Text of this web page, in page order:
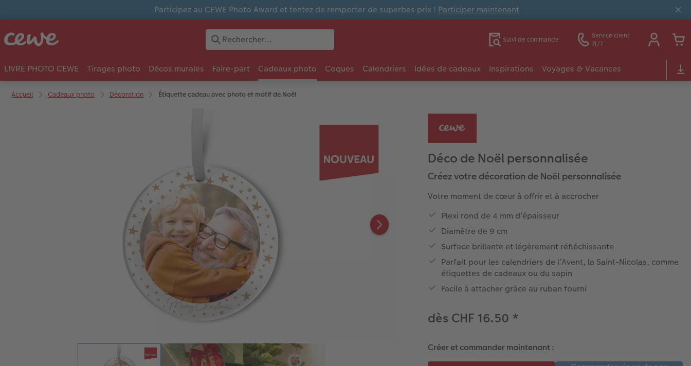
Participez au CEWE Photo Award et tentez de remporter de superbes prix ! Participer maintenant
Suivi de commande
Service client
7j/7
LIVRE PHOTO CEWE Tirages photo Décos murales Faire-part Cadeaux photo Coques Calendriers Idées de cadeaux Inspirations Voyages & Vacances
Accueil Cadeaux photo Décoration Étiquette cadeau avec photo et motif de Noël
Déco de Noël personnalisée
Créez votre décoration de Noël personnalisée
Votre moment de cœur à offrir et à accrocher
Plexi rond de 4 mm d’épaisseur
Diamètre de 9 cm
Surface brillante et légèrement réfléchissante
Parfait pour les calendriers de l’Avent, la Saint-Nicolas, comme
étiquettes de cadeaux ou du sapin
Facile à attacher grâce au ruban fourni
dès CHF 16.50 *
Créer et commander maintenant :